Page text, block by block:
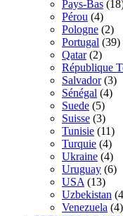
Pays-Bas
Pérou (4)
Pologne (2)
Portugal (39)
Qatar (2)
République
Salvador (3)
Sénégal (4)
Suede (5)
Suisse (3)
Tunisie (11)
Turquie (4)
Ukraine (4)
Uruguay (6)
USA (13)
Uzbekistan
Venezuela (4)